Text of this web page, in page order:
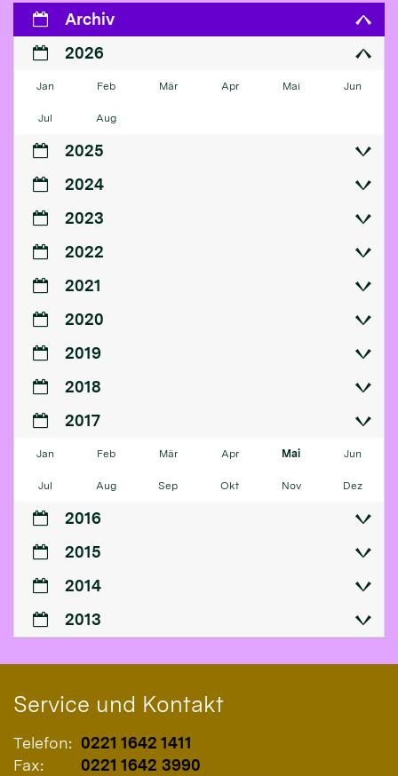
Archiv
2026
Jan Feb Mär Apr Mai Jun
Jul Aug
2025
2024
2023
2022
2021
2020
2019
2018
2017
Jan Feb Mär Apr Mai Jun
Jul Aug Sep Okt Nov Dez
2016
2015
2014
2013
Service und Kontakt
Telefon: 0221 1642 1411
Fax:
0221 1642 3990